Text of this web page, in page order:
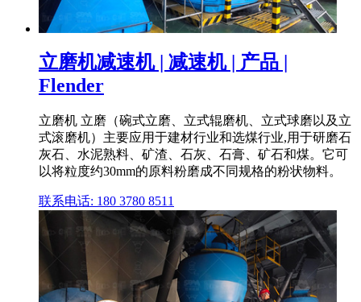
立磨机减速机 | 减速机 | 产品 |
Flender
立磨机 立磨（碗式立磨、立式辊磨机、立式球磨以及立
式滚磨机）主要应用于建材行业和选煤行业,用于研磨石
灰石、水泥熟料、矿渣、石灰、石膏、矿石和煤。它可
以将粒度约30mm的原料粉磨成不同规格的粉状物料。
联系电话: 180 3780 8511